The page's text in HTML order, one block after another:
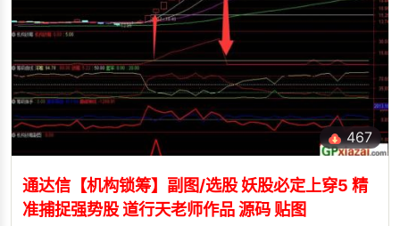
467
通达信【机构锁筹】副图/选股 妖股必定上穿5 精
准捕捉强势股 道行天老师作品 源码 贴图